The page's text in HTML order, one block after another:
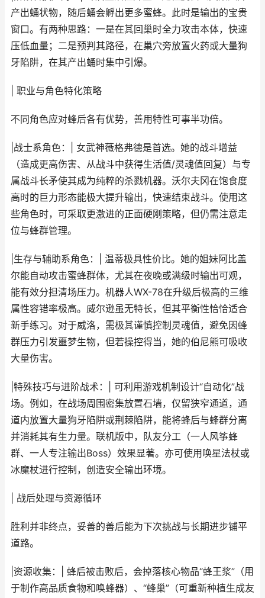
产出蛹状物，随后蛹会孵出更多蜜蜂。此时是输出的宝贵
窗口。有两种思路：一是在其回巢时全力攻击本体，快速
压低血量；二是预判其路径，在巢穴旁放置火药或大量狗
牙陷阱，在其产出蛹时集中引爆。
| 职业与角色特化策略
不同角色应对蜂后各有优势，善用特性可事半功倍。
|战士系角色：| 女武神薇格弗德是首选。她的战斗增益
（造成更高伤害、从战斗中获得生活值/灵魂值回复）与专
属战斗长矛使其成为纯粹的杀戮机器。沃尔夫冈在饱食度
高时的巨力形态能极大提升输出，快速结束战斗。使用这
些角色时，可采取更激进的正面硬刚策略，但仍需注意走
位与蜂群管理。
|生存与辅助系角色：| 温蒂极具性价比。她的姐妹阿比盖
尔能自动攻击蜜蜂群体，尤其在夜晚或满级时输出可观，
能有效分担清场压力。机器人WX-78在升级后极高的三维
属性容错率极高。威尔逊虽无特长，但其平衡性恰恰适合
新手练习。对于威洛，需极其谨慎控制灵魂值，避免因蜂
群压力引发噩梦生物，但若操控得当，她的伯尼熊可吸收
大量伤害。
|特殊技巧与进阶战术：| 可利用游戏机制设计“自动化”战
场。例如，在战场周围密集放置石墙，仅留狭窄通道，通
道内放置大量狗牙陷阱或荆棘陷阱，能将蜂后与蜂群分离
并消耗其有生力量。联机版中，队友分工（一人风筝蜂
群、一人专注输出Boss）效果显著。亦可使用唤星法杖或
冰魔杖进行控制，创造安全输出环境。
| 战后处理与资源循环
胜利并非终点，妥善的善后能为下次挑战与长期进步铺平
道路。
|资源收集：| 蜂后被击败后，会掉落核心物品“蜂王浆”（用
于制作高品质食物和唤蜂器）、“蜂巢”（可重新种植生成友